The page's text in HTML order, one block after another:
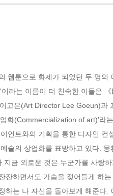
웹툰으로 화제가 되었던 두 명
라는 이름이 더 친숙한 이들은
고은(Art Director Lee Goeun)
화(Commercialization of art)'라
언트와의 기획을 통한 디자인
술의 상업화를 표방하고 있다.
지금 외로운 것은 누군가를 사랑
잔하면서도 가슴을 젖어들게 하
하는 나 자신을 돌아보게 해준다